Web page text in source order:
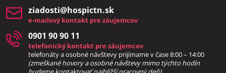
ziadosti​@hospictn​.sk
e-mailový kontakt pre záujemcov
0901 90 90 11
telefonický kontakt pre záujemcov
telefonáty a osobné návštevy prijímame v čase 8:00 – 14:00
(zmeškané hovory a osobné návštevy mimo týchto hodín